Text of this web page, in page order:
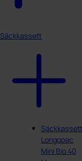
Säckkassett
Longopac
Mini Bio 40